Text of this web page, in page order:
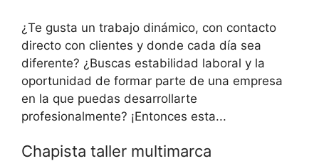
¿Te gusta un trabajo dinámico, con contacto
directo con clientes y donde cada día sea
diferente? ¿Buscas estabilidad laboral y la
oportunidad de formar parte de una empresa
en la que puedas desarrollarte
profesionalmente? ¡Entonces esta...
Chapista taller multimarca